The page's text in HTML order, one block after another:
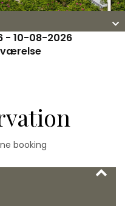
- 10-08-2026
booking